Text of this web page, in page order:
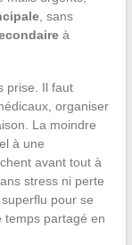
, sans
à
prise. Il faut
organiser
La moindre
à une
avant tout à
stress ni perte
pour se
temps partagé en